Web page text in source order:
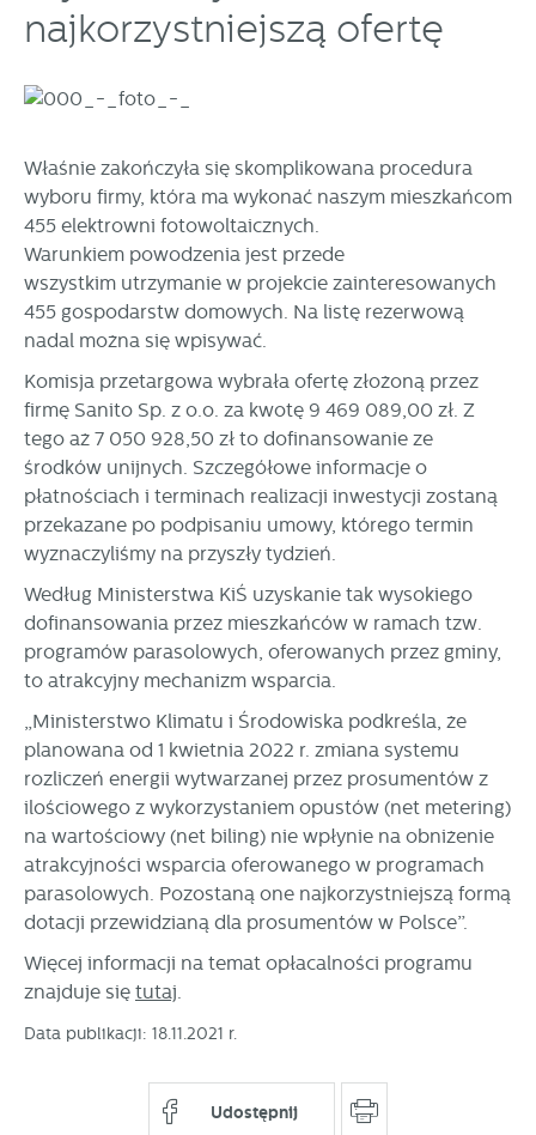
najkorzystniejszą ofertę
Właśnie zakończyła się skomplikowana procedura
wyboru firmy, która ma wykonać naszym mieszkańcom
455 elektrowni fotowoltaicznych.
Warunkiem powodzenia jest przede
wszystkim utrzymanie w projekcie zainteresowanych
455 gospodarstw domowych. Na listę rezerwową
nadal można się wpisywać.
Komisja przetargowa wybrała ofertę złożoną przez
firmę Sanito Sp. z o.o. za kwotę 9 469 089,00 zł. Z
tego aż 7 050 928,50 zł to dofinansowanie ze
środków unijnych. Szczegółowe informacje o
płatnościach i terminach realizacji inwestycji zostaną
przekazane po podpisaniu umowy, którego termin
wyznaczyliśmy na przyszły tydzień.
Według Ministerstwa KiŚ uzyskanie tak wysokiego
dofinansowania przez mieszkańców w ramach tzw.
programów parasolowych, oferowanych przez gminy,
to atrakcyjny mechanizm wsparcia.
„Ministerstwo Klimatu i Środowiska podkreśla, że
planowana od 1 kwietnia 2022 r. zmiana systemu
rozliczeń energii wytwarzanej przez prosumentów z
ilościowego z wykorzystaniem opustów (net metering)
na wartościowy (net biling) nie wpłynie na obniżenie
atrakcyjności wsparcia oferowanego w programach
parasolowych. Pozostaną one najkorzystniejszą formą
dotacji przewidzianą dla prosumentów w Polsce”.
Więcej informacji na temat opłacalności programu
znajduje się tutaj.
Data publikacji: 18.11.2021 r.
Udostępnij
prezentowanych treści.
Dzięki tym plikom cookies możemy zapewnić Ci większy
dopasowanie jej do Twoich indywidualnych preferencji.
stronie.
Więcej
Analityczne pliki cookies pomagają nam rozwijać się i
dostosowywać do Twoich potrzeb.
Cookies analityczne pozwalają na uzyskanie informacji w
zakresie wykorzystywania witryny internetowej, miejsca oraz
częstotliwości, z jaką odwiedzane są nasze serwisy www.
Dane pozwalają nam na ocenę naszych serwisów
internetowych pod względem ich popularności wśród
użytkowników. Zgromadzone informacje są przetwarzane w
pliki cookies gwarantuje dostępność wszystkich
funkcjonalności.
Więcej
Reklamowe
Dzięki reklamowym plikom cookies prezentujemy Ci
partnerów.
Promocyjne pliki cookies służą do prezentowania Ci naszych
komunikatów na podstawie analizy Twoich upodobań oraz
Twoich zwyczajów dotyczących przeglądanej witryny
internetowej. Treści promocyjne mogą pojawić się na
stronach podmiotów trzecich lub firm będących naszymi
partnerami oraz innych dostawców usług. Firmy te działają
w charakterze pośredników prezentujących nasze treści w
postaci wiadomości, ofert, komunikatów mediów
społecznościowych.
Więcej